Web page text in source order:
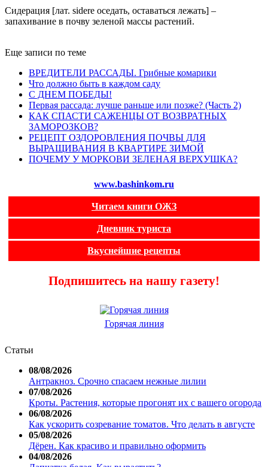
Сидерация [лат. sidere оседать, оставаться лежать] –
запахивание в почву зеленой массы растений.
Еще записи по теме
ВРЕДИТЕЛИ РАССАДЫ. Грибные комарики
Что должно быть в каждом саду
С ДНЕМ ПОБЕДЫ!
Первая рассада: лучше раньше или позже? (Часть 2)
КАК СПАСТИ САЖЕНЦЫ ОТ ВОЗВРАТНЫХ
ЗАМОРОЗКОВ?
РЕЦЕПТ ОЗДОРОВЛЕНИЯ ПОЧВЫ ДЛЯ
ВЫРАЩИВАНИЯ В КВАРТИРЕ ЗИМОЙ
ПОЧЕМУ У МОРКОВИ ЗЕЛЕНАЯ ВЕРХУШКА?
www.bashinkom.ru
Читаем книги ОЖЗ
Дневник туриста
Вкуснейшие рецепты
Подпишитесь на нашу газету!
Горячая линия
Статьи
08/08/2026
Антракноз. Срочно спасаем нежные лилии
07/08/2026
Кроты. Растения, которые прогонят их с вашего огорода
06/08/2026
Как ускорить созревание томатов. Что делать в августе
05/08/2026
Дёрен. Как красиво и правильно оформить
04/08/2026